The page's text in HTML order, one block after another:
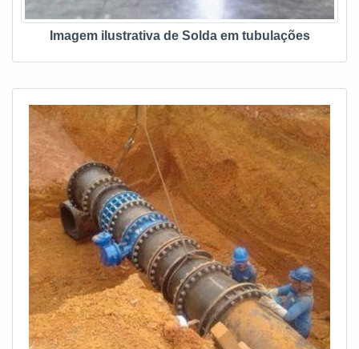
Imagem ilustrativa de Solda em tubulações